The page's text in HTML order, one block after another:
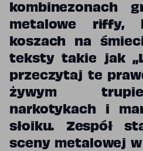
kombinezonach
metalowe riffy,
koszach na
teksty takie jak
przeczytaj te
żywym
narkotykach i
słoiku. Zespół
sceny metalowej